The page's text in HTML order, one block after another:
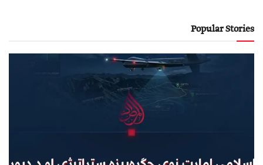
Popular Stories